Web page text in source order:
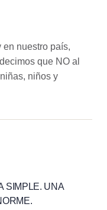
nuestro país,
que NO al
niños y
SIMPLE. UNA